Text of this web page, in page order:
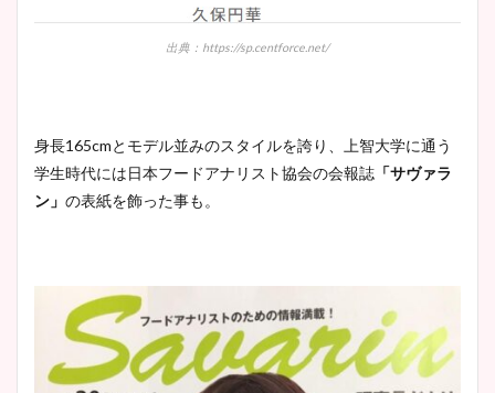
凄い！
かわいい！カップや水着姿も
まとめた！
出典：https://sp.centforce.net/
身長165cmとモデル並みのスタイルを誇り、上智大学に通う
学生時代には日本フードアナリスト協会の会報誌 「サヴァラ
ン」 の表紙を飾った事も。